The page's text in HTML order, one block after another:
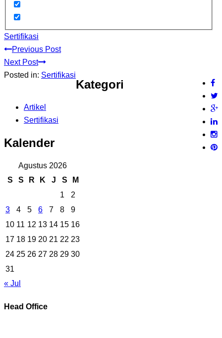
Sertifikasi
Previous Post
Next Post
Posted in: Sertifikasi
Kategori
Artikel
Sertifikasi
Kalender
Agustus 2026
S
S R K J S
M
1
2
3
4 5 6 7 8
9
10 11 12 13 14 15 16
17 18 19 20 21 22 23
24 25 26 27 28 29 30
31
« Jul
Head Office